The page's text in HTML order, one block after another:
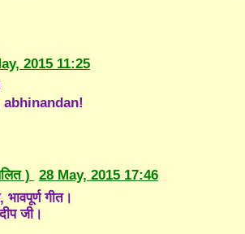
2015 11:25
)
28 May, 2015 17:46
गीत।
जी।